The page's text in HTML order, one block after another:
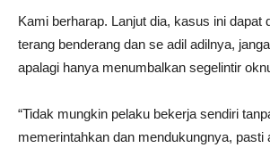
Kami berharap. Lanjut dia, kasus ini dapat
terang benderang dan se adil adilnya,
apalagi hanya menumbalkan segelintir
“Tidak mungkin pelaku bekerja sendiri
memerintahkan dan mendukungnya, pasti